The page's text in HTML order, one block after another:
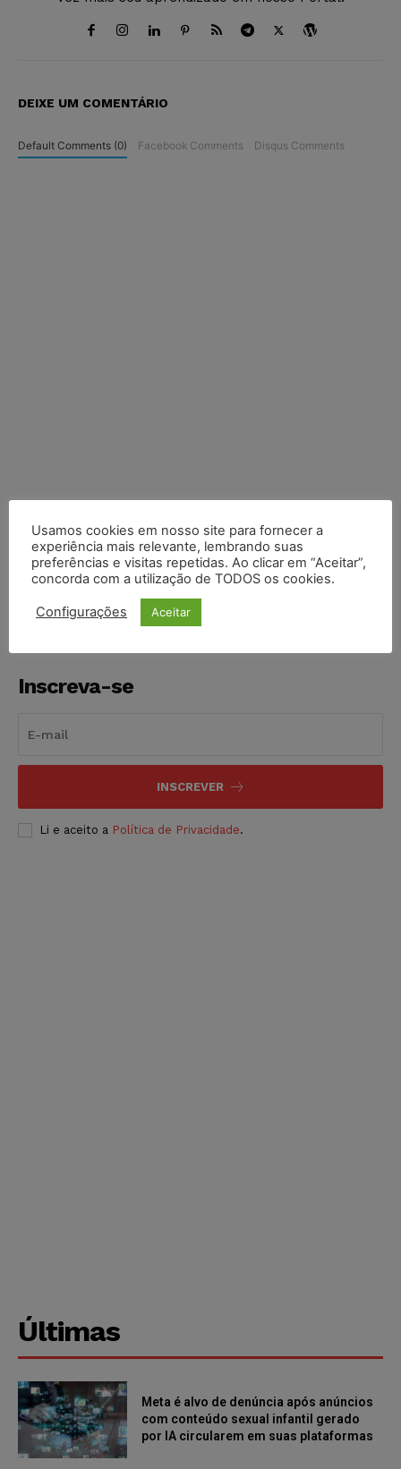
DEIXE UM COMENTÁRIO
Default Comments (0) Facebook Comments Disqus Comments
COMPARTILHE
Inscreva-se
INSCREVER
Li e aceito a Política de Privacidade.
Últimas
Meta é alvo de denúncia após anúncios
com conteúdo sexual infantil gerado
por IA circularem em suas plataformas
Usamos cookies em nosso site para fornecer a
experiência mais relevante, lembrando suas
preferências e visitas repetidas. Ao clicar em “Aceitar”,
concorda com a utilização de TODOS os cookies.
Configurações Aceitar